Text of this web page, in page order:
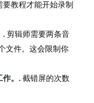
教程才能开始录制
. 剪辑师需要两条音
文件。这会限制你
作。. 截错屏的次数